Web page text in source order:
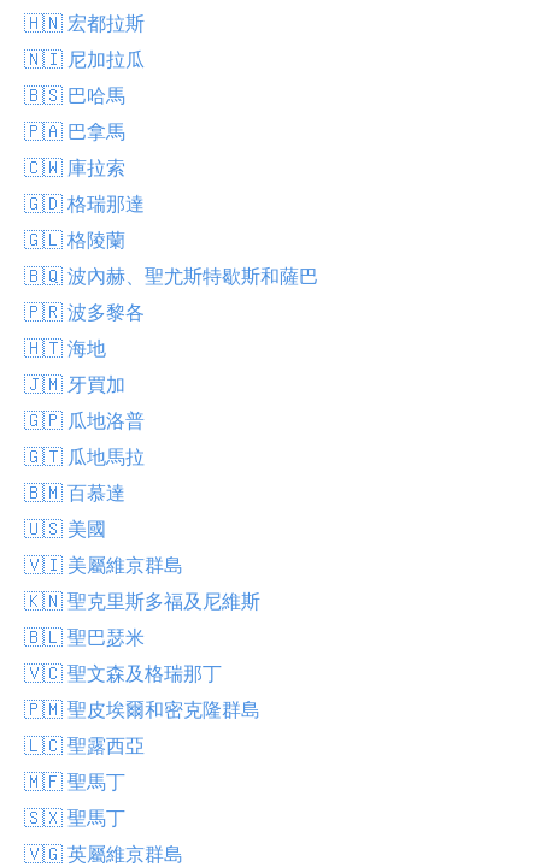
🇭🇳 宏都拉斯
🇳🇮 尼加拉瓜
🇧🇸 巴哈馬
🇵🇦 巴拿馬
🇨🇼 庫拉索
🇬🇩 格瑞那達
🇬🇱 格陵蘭
🇧🇶 波內赫、聖尤斯特歇斯和薩巴
🇵🇷 波多黎各
🇭🇹 海地
🇯🇲 牙買加
🇬🇵 瓜地洛普
🇬🇹 瓜地馬拉
🇧🇲 百慕達
🇺🇸 美國
🇻🇮 美屬維京群島
🇰🇳 聖克里斯多福及尼維斯
🇧🇱 聖巴瑟米
🇻🇨 聖文森及格瑞那丁
🇵🇲 聖皮埃爾和密克隆群島
🇱🇨 聖露西亞
🇲🇫 聖馬丁
🇸🇽 聖馬丁
🇻🇬 英屬維京群島